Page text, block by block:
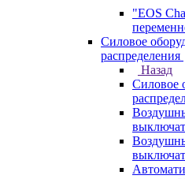
"EOS
Силовое
распределения
Назад
Силовое